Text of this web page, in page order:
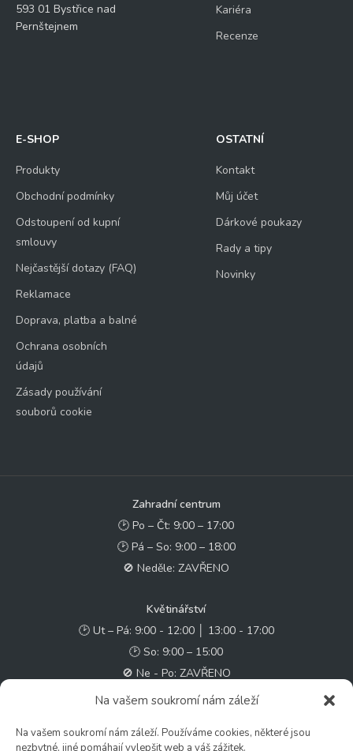
Na vašem soukromí nám záleží
Na vašem soukromí nám záleží. Používáme cookies, některé jsou
nezbytné, jiné pomáhají vylepšit web a váš zážitek.
593 01 Bystřice nad
Pernštejnem
Kariéra
Recenze
E-SHOP
Produkty
Obchodní podmínky
Odstoupení od kupní
smlouvy
Nejčastější dotazy (FAQ)
Reklamace
Doprava, platba a balné
Ochrana osobních
údajů
Zásady používání
souborů cookie
OSTATNÍ
Kontakt
Můj účet
Dárkové poukazy
Rady a tipy
Novinky
Zahradní centrum
🕑 Po – Čt: 9:00 – 17:00
🕑 Pá – So: 9:00 – 18:00
🚫 Neděle: ZAVŘENO
Květinářství
🕑 Ut – Pá: 9:00 - 12:00 │ 13:00 - 17:00
🕑 So: 9:00 – 15:00
🚫 Ne - Po: ZAVŘENO
✉️ e-shop@zcstrakovo.cz